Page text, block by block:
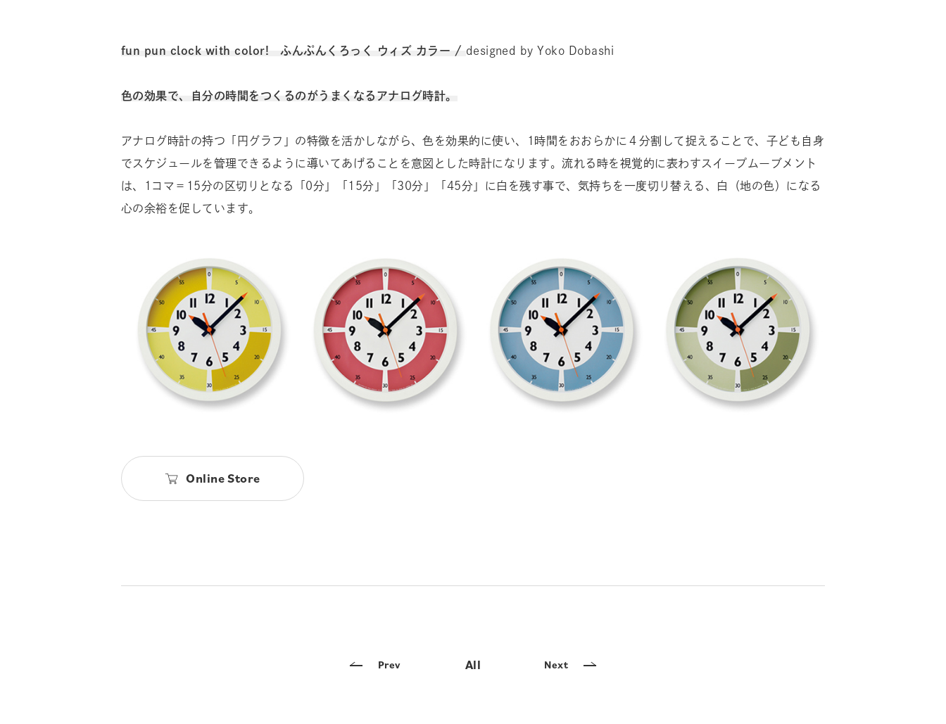
fun pun clock with color! ふんぷんくろっく ウィズ カラー / designed by Yoko Dobashi
色の効果で、自分の時間をつくるのがうまくなるアナログ時計。
アナログ時計の持つ「円グラフ」の特徴を活かしながら、色を効果的に使い、1時間をおおらかに４分割して捉えることで、子ども自身
でスケジュールを管理できるように導いてあげることを意図とした時計になります。流れる時を視覚的に表わすスイープムーブメント
は、1コマ＝15分の区切りとなる「0分」「15分」「30分」「45分」に白を残す事で、気持ちを一度切り替える、白（地の色）になる
心の余裕を促しています。
Online Store
Prev All Next